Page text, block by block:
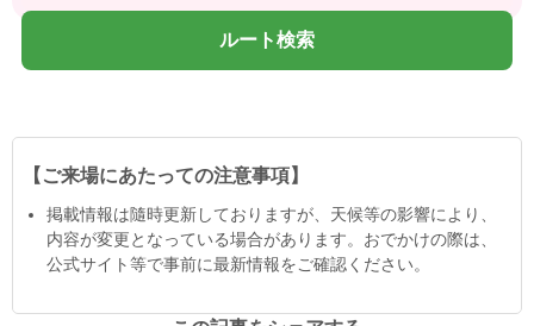
ルート検索
【ご来場にあたっての注意事項】
掲載情報は隨時更新しておりますが、天候等の影響により、
内容が変更となっている場合があります。おでかけの際は、
公式サイト等で事前に最新情報をご確認ください。